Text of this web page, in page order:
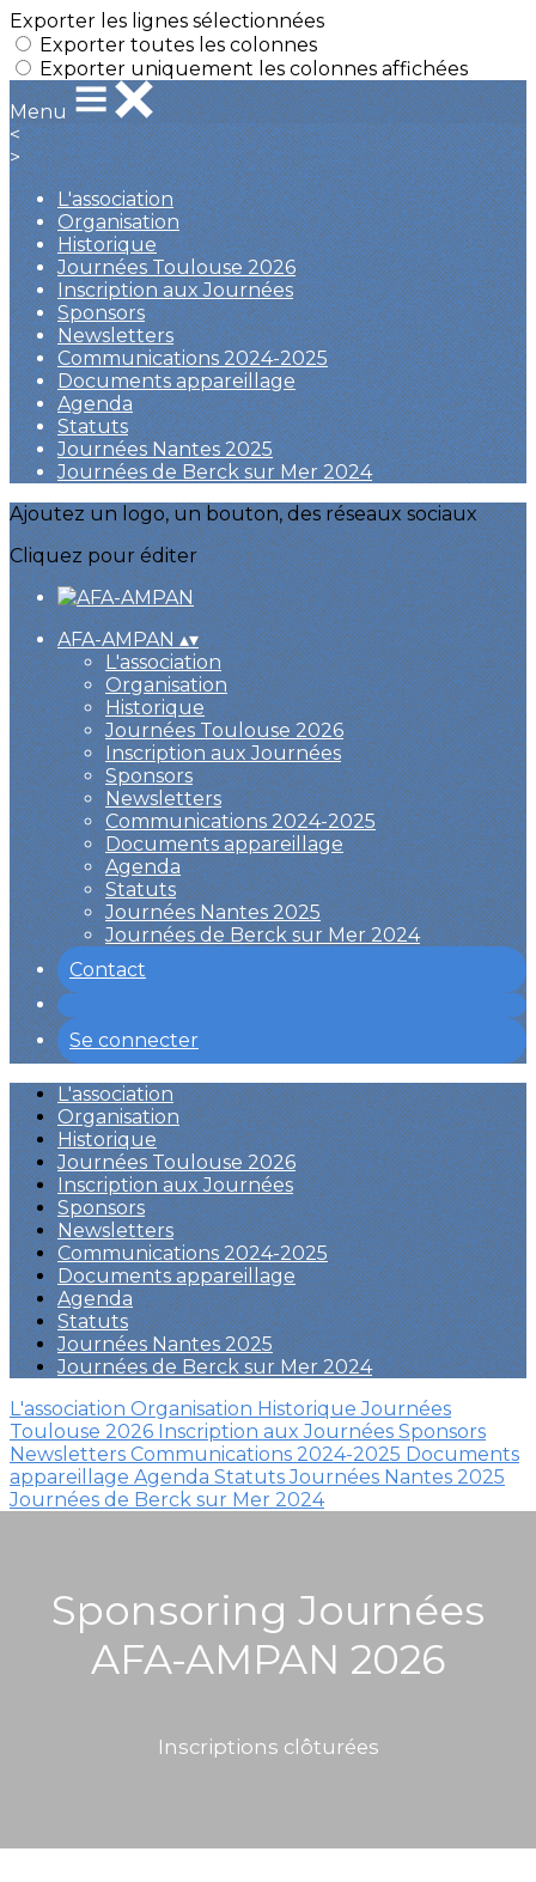
Exporter les lignes sélectionnées
Exporter toutes les colonnes
Exporter uniquement les colonnes affichées
Menu
<
>
L'association
Organisation
Historique
Journées Toulouse 2026
Inscription aux Journées
Sponsors
Newsletters
Communications 2024-2025
Documents appareillage
Agenda
Statuts
Journées Nantes 2025
Journées de Berck sur Mer 2024
Ajoutez un logo, un bouton, des réseaux sociaux
Cliquez pour éditer
AFA-AMPAN▴▾
L'association
Organisation
Historique
Journées Toulouse 2026
Inscription aux Journées
Sponsors
Newsletters
Communications 2024-2025
Documents appareillage
Agenda
Statuts
Journées Nantes 2025
Journées de Berck sur Mer 2024
Contact
Se connecter
L'association
Organisation
Historique
Journées Toulouse 2026
Inscription aux Journées
Sponsors
Newsletters
Communications 2024-2025
Documents appareillage
Agenda
Statuts
Journées Nantes 2025
Journées de Berck sur Mer 2024
L'association Organisation HistoriqueJournées
Toulouse 2026 Inscription aux Journées Sponsors
Newsletters Communications 2024-2025 Documents
appareillage Agenda StatutsJournées Nantes 2025
Journées de Berck sur Mer 2024
Sponsoring Journées
AFA-AMPAN 2026
Inscriptions clôturées